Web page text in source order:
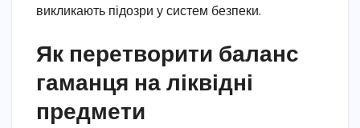
викликають підозри у систем безпеки.
Як перетворити баланс
гаманця на ліквідні
предмети